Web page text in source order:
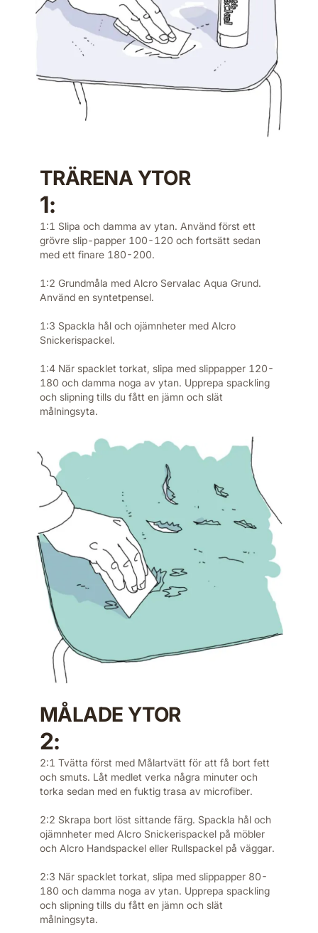
TRÄRENA YTOR
1:
1:1 Slipa och damma av ytan. Använd först ett
grövre slip-papper 100-120 och fortsätt sedan
med ett finare 180-200.
1:2 Grundmåla med Alcro Servalac Aqua Grund.
Använd en syntetpensel.
1:3 Spackla hål och ojämnheter med Alcro
Snickerispackel.
1:4 När spacklet torkat, slipa med slippapper 120-
180 och damma noga av ytan. Upprepa spackling
och slipning tills du fått en jämn och slät
målningsyta.
MÅLADE YTOR
2:
2:1 Tvätta först med Målartvätt för att få bort fett
och smuts. Låt medlet verka några minuter och
torka sedan med en fuktig trasa av microfiber.
2:2 Skrapa bort löst sittande färg. Spackla hål och
ojämnheter med Alcro Snickerispackel på möbler
och Alcro Handspackel eller Rullspackel på väggar.
2:3 När spacklet torkat, slipa med slippapper 80-
180 och damma noga av ytan. Upprepa spackling
och slipning tills du fått en jämn och slät
målningsyta.